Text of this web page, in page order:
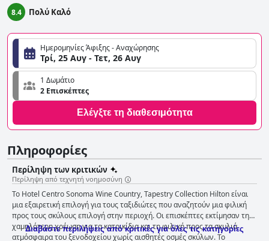
8.4 Πολύ Καλό
Ημερομηνίες Άφιξης - Αναχώρησης
Τρί, 25 Αυγ - Τετ, 26 Αυγ
1 Δωμάτιο
2 Επισκέπτες
Ελέγξτε τη διαθεσιμότητα
Πληροφορίες
Περίληψη των κριτικών
Περίληψη από τεχνητή νοημοσύνη
Το Hotel Centro Sonoma Wine Country, Tapestry Collection Hilton είναι
μια εξαιρετική επιλογή για τους ταξιδιώτες που αναζητούν μια φιλική
προς τους σκύλους επιλογή στην περιοχή. Οι επισκέπτες εκτίμησαν τη
χαμηλότερη χρέωση για τα κατοικίδια και τη φιλική προς τα σκυλιά
ατμόσφαιρα του ξενοδοχείου χωρίς αισθητές οσμές σκύλων. Το
Διαβάστε περιλήψεις από κριτικές για όλες τις κατηγορίες